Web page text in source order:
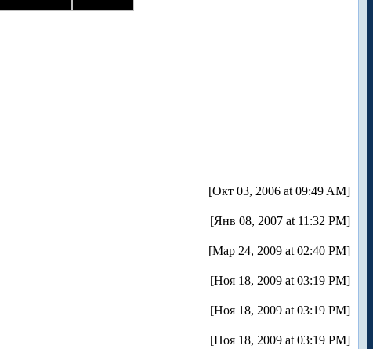
[Окт 03, 2006 at 09:49 AM]
[Янв 08, 2007 at 11:32 PM]
[Мар 24, 2009 at 02:40 PM]
[Ноя 18, 2009 at 03:19 PM]
[Ноя 18, 2009 at 03:19 PM]
[Ноя 18, 2009 at 03:19 PM]